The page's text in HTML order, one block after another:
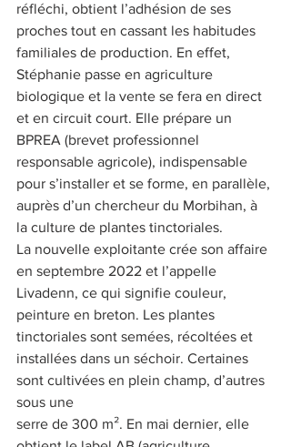
réfléchi, obtient l’adhésion de ses
proches tout en cassant les habitudes
familiales de production. En effet,
Stéphanie passe en agriculture
biologique et la vente se fera en direct
et en circuit court. Elle prépare un
BPREA (brevet professionnel
responsable agricole), indispensable
pour s’installer et se forme, en parallèle,
auprès d’un chercheur du Morbihan, à
la culture de plantes tinctoriales.
La nouvelle exploitante crée son affaire
en septembre 2022 et l’appelle
Livadenn, ce qui signifie couleur,
peinture en breton. Les plantes
tinctoriales sont semées, récoltées et
installées dans un séchoir. Certaines
sont cultivées en plein champ, d’autres
sous une
serre de 300 m². En mai dernier, elle